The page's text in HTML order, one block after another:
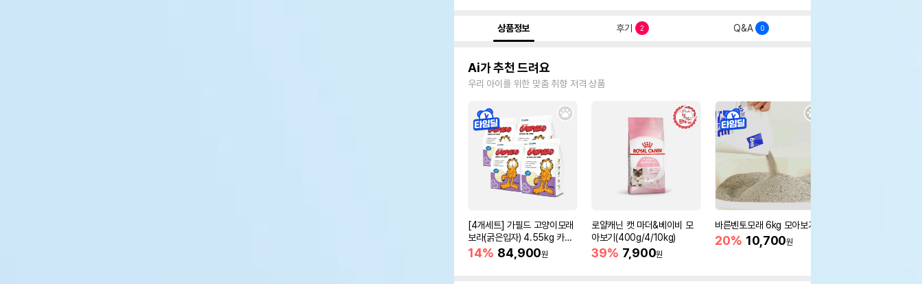
상품정보 후기 2 Q&A 0
Ai가 추천 드려요
우리 아이를 위한 맞춤 취향 저격 상품
[4개세트] 가필드 고양이모래
보라(굵은입자) 4.55kg 카사
바모래
14% 84,900원
로얄캐닌 캣 마더&베이비 모
아보기(400g/4/10kg)
39% 7,900원
바른벤토모래 6kg 모아보기
20% 10,700원